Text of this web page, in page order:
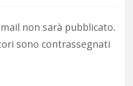
non sarà pubblicato.
sono contrassegnati